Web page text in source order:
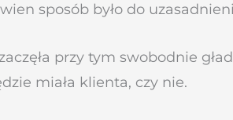
sposób było do
przy tym swobodnie
miała klienta, czy nie.